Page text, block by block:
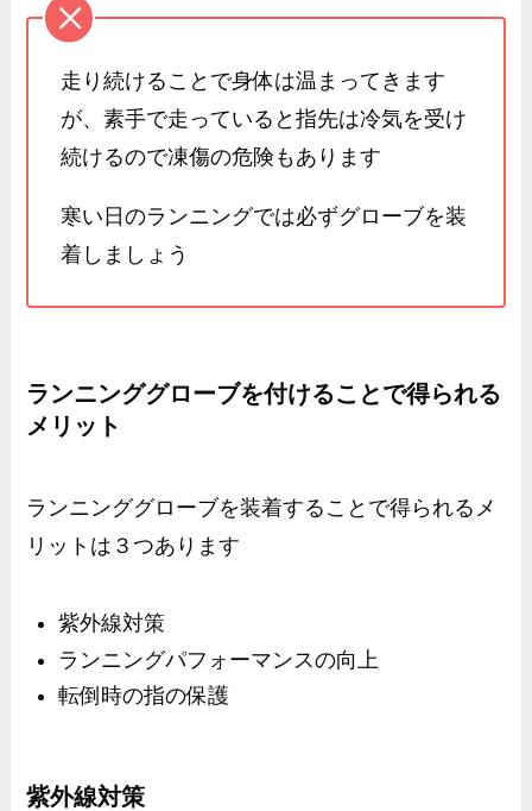
走り続けることで身体は温まってきます
が、素手で走っていると指先は冷気を受け
続けるので凍傷の危険もあります
寒い日のランニングでは必ずグローブを装
着しましょう
ランニンググローブを付けることで得られる
メリット
ランニンググローブを装着することで得られるメ
リットは３つあります
紫外線対策
ランニングパフォーマンスの向上
転倒時の指の保護
紫外線対策